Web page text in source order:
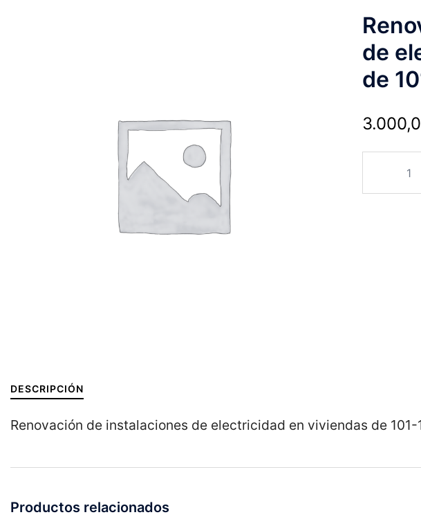
de
de
DESCRIPCIÓN
Renovación de instalaciones de electricidad en viviendas de
Productos relacionados